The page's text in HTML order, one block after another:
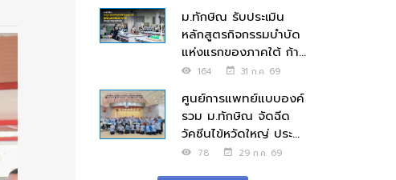
ม.ทักษิณ รับประเมิน
หลักสูตรกิจกรรมบำบัด
แห่งแรกของภาคใต้ ก้า...
164 31 ก.ค. 69
ศูนย์การแพทย์แบบองค์
รวม ม.ทักษิณ จัดฉีด
วัคซีนไข้หวัดใหญ่ ประ...
78 29 ก.ค. 69